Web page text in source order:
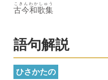
古今和歌集
こきんわかしゅう
語句解説
ひさかたの